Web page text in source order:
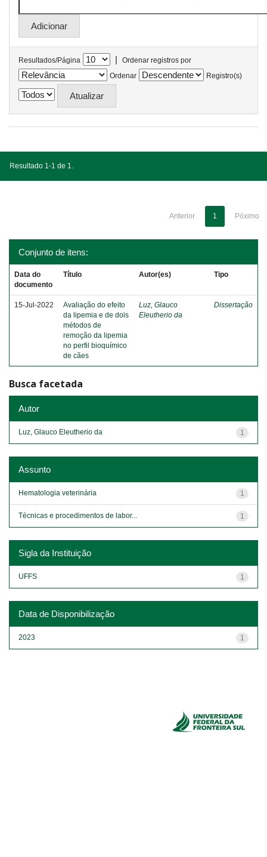
Resultados/Página |
Ordenar registros por
Ordenar
Registro(s)
Resultado 1-1 de 1.
Anterior 1 Póximo
Conjunto de itens:
Data do
documento
Título Autor(es) Tipo
15-Jul-2022
Avaliação do efeito
da lipemia e de dois
métodos de
remoção da lipemia
no perfil bioquímico
de cães
Luz, Glauco
Eleutherio da
Dissertação
Busca facetada
Autor
1
Luz, Glauco Eleutherio da
Assunto
1
Hematologia veterinária
1
Técnicas e procedimentos de labor...
Sigla da Instituição
1
UFFS
Data de Disponibilização
1
2023